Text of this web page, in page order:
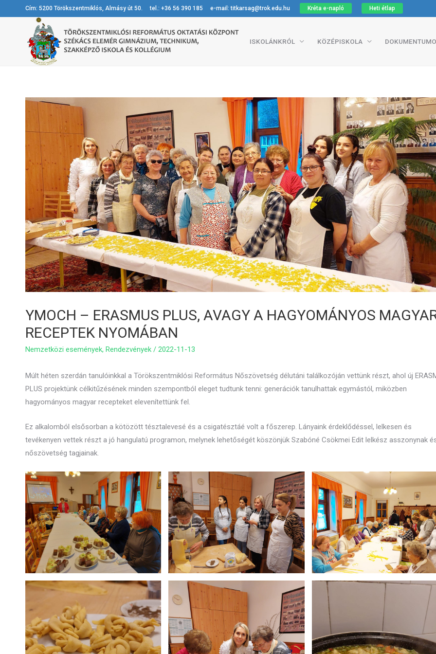
Kréta e-napló
Cím: 5200 Törökszentmiklós, Almásy út 50. tel.: +36 56 390 185 e-mail: titkarsag@trok.edu.hu Heti étlap
ISKOLÁNKRÓL KÖZÉPISKOLA
YMOCH – ERASMUS PLUS, AVAGY A HAGYOMÁNYOS
RECEPTEK NYOMÁBAN
Nemzetközi események, Rendezvények / 2022-11-13
Múlt héten szerdán tanulóinkkal a Törökszentmiklósi Református Nőszövetség délutáni találkozóján vettünk részt, ahol új
PLUS projektünk célkitűzésének minden szempontból eleget tudtunk tenni: generációk tanulhattak egymástól, miközben
hagyományos magyar recepteket elevenítettünk fel.
Ez alkalomból elsősorban a kötözött tésztalevesé és a csigatésztáé volt a főszerep. Lányaink érdeklődéssel, lelkesen és
tevékenyen vettek részt a jó hangulatú programon, melynek lehetőségét köszönjük Szabóné Csökmei Edit lelkész asszonynak
nőszövetség tagjainak.